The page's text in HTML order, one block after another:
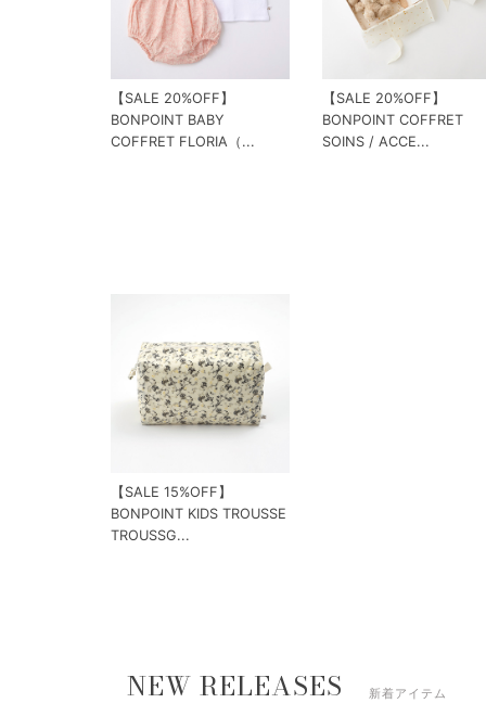
【SALE 20%OFF】
BONPOINT BABY
COFFRET FLORIA（...
【SALE 20%OFF】
BONPOINT COFFRET
SOINS / ACCE...
【SALE 15%OFF】
BONPOINT KIDS TROUSSE
TROUSSG...
NEW RELEASES 新着アイテム